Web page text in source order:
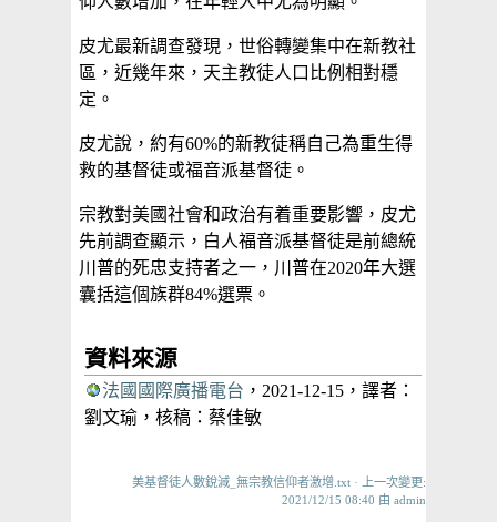
皮尤最新調查發現，世俗轉變集中在新教社
區，近幾年來，天主教徒人口比例相對穩
定。
皮尤說，約有60%的新教徒稱自己為重生得
救的基督徒或福音派基督徒。
宗教對美國社會和政治有着重要影響，皮尤
先前調查顯示，白人福音派基督徒是前總統
川普的死忠支持者之一，川普在2020年大選
囊括這個族群84%選票。
資料來源
法國國際廣播電台 ，2021-12-15，譯者：
劉文瑜，核稿：蔡佳敏
美基督徒人數銳減_無宗教信仰者激增.txt · 上一次變更:
2021/12/15 08:40 由 admin